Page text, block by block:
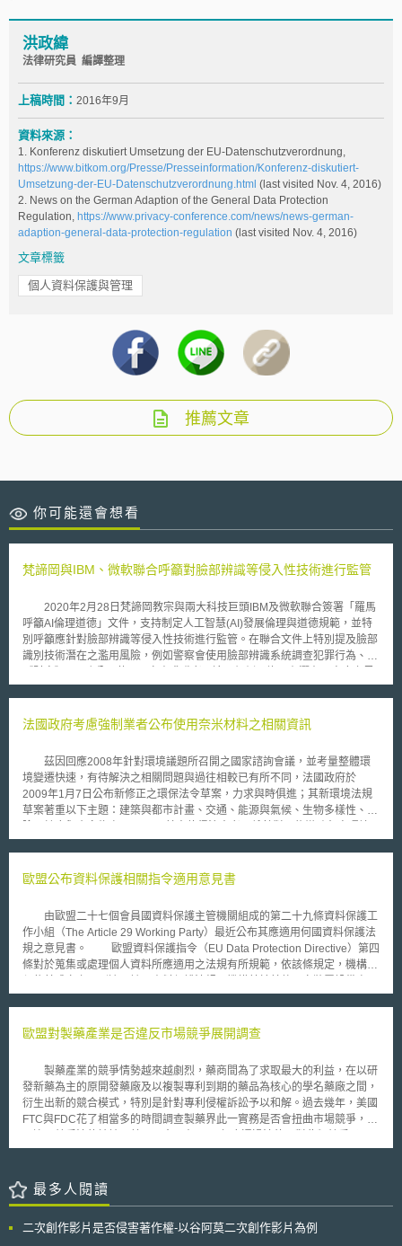
洪政緯
法律研究員 編譯整理
上稿時間： 2016年9月
資料來源：
1. Konferenz diskutiert Umsetzung der EU-Datenschutzverordnung,
https://www.bitkom.org/Presse/Presseinformation/Konferenz-diskutiert-
Umsetzung-der-EU-Datenschutzverordnung.html (last visited Nov. 4, 2016)
2. News on the German Adaption of the General Data Protection
Regulation, https://www.privacy-conference.com/news/news-german-
adaption-general-data-protection-regulation (last visited Nov. 4, 2016)
文章標籤
個人資料保護與管理
推薦文章
你可能還會想看
梵諦岡與IBM、微軟聯合呼籲對臉部辨識等侵入性技術進行監管
2020年2月28日梵諦岡教宗與兩大科技巨頭IBM及微軟聯合簽署「羅馬
呼籲AI倫理道德」文件，支持制定人工智慧(AI)發展倫理與道德規範，並特
別呼籲應針對臉部辨識等侵入性技術進行監管。在聯合文件上特別提及臉部
識別技術潛在之濫用風險，例如警察會使用臉部辨識系統調查犯罪行為、
險，使用不正確或是具有偏見之AI判斷均可能會造成傷害。誠如方濟各在致
在個人不知情之情況下，這種不對稱，將使少數人了解我們的一切，但我們
象急遽擴大，知識和財富在少數人手中累積，將對民主社會構成重大風
險。」 此次會議希望在國家與國際層面上共同努力促進AI道德規範，並
根據以下原則來發展和使用人工智慧。第一，良好的創新：人工智慧系統必
須是可理解得，並且在包容性方面必須考慮到所有人的需求，以便每個人都
能受益。第二，責任：設計和實施人工智慧者必須承擔責任和保持透明度。
嚴。第四，可靠性：人工智慧系統必須能夠可靠的運行。第五，安全和隱
他技術公司是否會簽署該文件，以及簽署人將如何實施，但教宗與兩大科技
的去思考AI的道德意涵以及它將如何與人類更好的合作、互動，互利共生，
相輔相成。
法國政府考慮強制業者公布使用奈米材料之相關資訊
茲因回應2008年針對環境議題所召開之國家諮詢會議，並考量整體環
境變遷快速，有待解決之相關問題與過往相較已有所不同，法國政府於
2009年1月7日公布新修正之環保法令草案，力求與時俱進；其新環境法規
草案著重以下主題：建築與都市計畫、交通、能源與氣候、生物多樣性、風
或人體健康的奈米粒子材料，於新法中加以規範。依該新環保法草案第73
米粒子材料於產品之業者，必須就該奈米材料之性質、數量與使用方式加以
材料之暴露程度與所潛藏之風險。 之所以將奈米粒子納入規範當中，
係參考「化學物質登記、評估、授權和管制法」(Registration, Evaluation,
Authorisation and Restriction of Chemical substances，REACH)，基於永
續發展之目標，因而於產品製造及銷售的過程中，賦予製造商與進口商特定
之責任與義務；亦即業者必須以負責任之態度製造、進口或使用化學物質，
受到負面影響，促成風險管理措施之順利運行。 該等觀念彰顯了本次
作；再者，法國於積極發展奈米科技的同時，以客觀之態度審視其優缺點，
2009年2月10日送至議會待表決，後續發展仍值得注意。
歐盟公布資料保護相關指令適用意見書
由歐盟二十七個會員國資料保護主管機關組成的第二十九條資料保護工
作小組（The Article 29 Working Party）最近公布其應適用何國資料保護法
規之意見書。 歐盟資料保護指令（EU Data Protection Directive）第四
條對於蒐集或處理個人資料所應適用之法規有所規範，依該條規定，機構必
資料，則須遵守設備所在地之法令。 隨著全球化的趨勢與新興科技的
構在世界各國設置營運點，向全球各地提供各類型服務，尤其是網際網路的
辨識資料處理所在地之困難度，因此工作小組提出該意見書，希望藉此釐清
資料保護指令第四條之適用。 工作小組於該意見書中指出，資料保護
指令所指的應適用法規，並非資料控制者（data controller）所在地之法
規，而是附屬於該資料控制者並實質進行資料處理之機構的所在地法規。蓋
因同一資料控制者可能在數國成立附屬機構，在此種狀況下判別適用法規的
定，需遵守設備所在地之相關法規；但工作小組同時特別釐清，以電信電纜
或郵政服務等方式傳輸資料並不會落入資料保護法規之範疇。
歐盟對製藥產業是否違反市場競爭展開調查
製藥產業的競爭情勢越來越劇烈，藥商間為了求取最大的利益，在以研
發新藥為主的原開發藥廠及以複製專利到期的藥品為核心的學名藥廠之間，
衍生出新的競合模式，特別是針對專利侵權訴訟予以和解。過去幾年，美國
FTC與FDC花了相當多的時間調查製藥界此一實務是否會扭曲市場競爭，因
規範。繼美國之後，歐盟也在2008年1月中，就有關原開發藥廠與學名藥間
內的專利訴訟和解協議展開調查。 歐盟此次調查最主要的目的是為了
深入瞭解製藥產業的商業實務，調查內容包括：（1）在專利的策略方面，
擋或限制創新藥以及（或）學名藥競爭的目的；（2）藥商之間訴訟纏訟的
最多人閱讀
二次創作影片是否侵害著作權-以谷阿莫二次創作影片為例